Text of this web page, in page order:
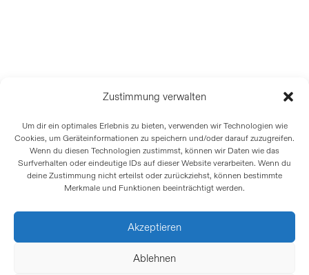
Zustimmung verwalten
Um dir ein optimales Erlebnis zu bieten, verwenden wir Technologien wie
Cookies, um Geräteinformationen zu speichern und/oder darauf zuzugreifen.
Wenn du diesen Technologien zustimmst, können wir Daten wie das
Surfverhalten oder eindeutige IDs auf dieser Website verarbeiten. Wenn du
deine Zustimmung nicht erteilst oder zurückziehst, können bestimmte
Merkmale und Funktionen beeinträchtigt werden.
Akzeptieren
Ablehnen
EHEMALIGE MITARBEITENDE: Patrick
Baumann, Kayla Bolsinger, Patricia Diemunsch
(Praktikum), Gianni Fabris, Noeline Helfenfinger,
Judith Hummer, Marius Hügli (Praktikum),